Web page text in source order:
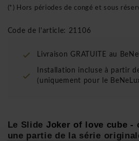
(*) Hors périodes de congé et sous
Code de l'article: 21106
Livraison GRATUITE au
Installation incluse à partir
(uniquement pour le
Le Slide Joker of love cube -
une partie de la série